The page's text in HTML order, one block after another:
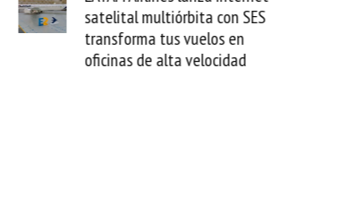
satelital multiórbita con SES
transforma tus vuelos en
oficinas de alta velocidad